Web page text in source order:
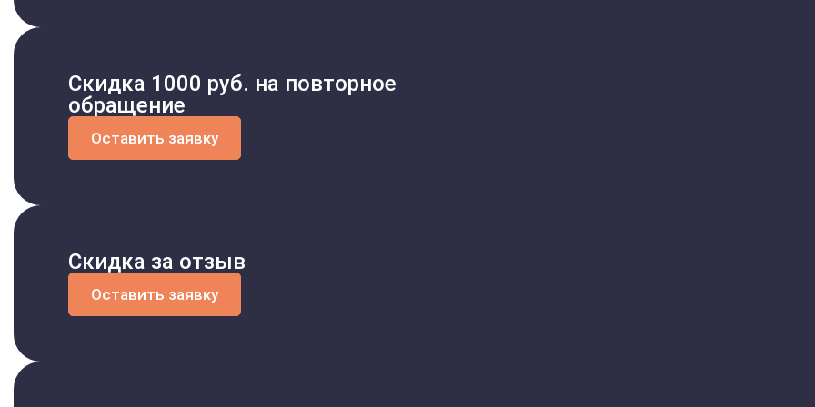
Скидка 1000 руб. на повторное
обращение
Оставить заявку
Скидка за отзыв
Оставить заявку
Отправляя заявку вы соглашаетесь с